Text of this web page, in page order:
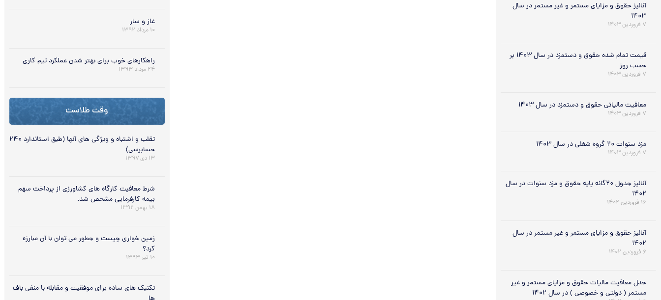
آنالیز حقوق و مزایای مستمر و غیر مستمر در سال
۱۴۰۳
۷ فروردین ۱۴۰۳
قیمت تمام شده حقوق و دستمزد در سال ۱۴۰۳ بر
حسب روز
۷ فروردین ۱۴۰۳
معافیت مالیاتی حقوق و دستمزد در سال ۱۴۰۳
۷ فروردین ۱۴۰۳
مزد سنوات ۲۰ گروه شغلی در سال ۱۴۰۳
۷ فروردین ۱۴۰۳
آنالیز جدول ۲۰گانه پایه حقوق و مزد سنوات در سال
۱۴۰۲
۱۶ فروردین ۱۴۰۲
آنالیز حقوق و مزایای مستمر و غیر مستمر در سال
۱۴۰۲
۶ فروردین ۱۴۰۲
جدل معافیت مالیات حقوق و مزایای مستمر و غیر
مستمر ( دولتی و خصوصی ) در سال ۱۴۰۲
غاز و سار
۱۰ مرداد ۱۳۹۲
راهکارهای خوب برای بهتر شدن عملکرد تیم کاری
۲۴ مرداد ۱۳۹۳
وقت طلاست
تقلب‌ و اشتباه‌ و ويژگی های‌ آنها (طبق استاندارد ۲۴۰
حسابرسی)
۱۳ دی ۱۳۹۷
شرط معافیت کارگاه های کشاورزی از پرداخت سهم
بیمه کارفرمایی مشخص شد.
۱۸ بهمن ۱۳۹۲
زمین خواری چیست و جطور می توان با آن مبارزه
کرد؟
۱۰ تیر ۱۳۹۳
تکنیک های ساده برای موفقیت و مقابله با منفی باف